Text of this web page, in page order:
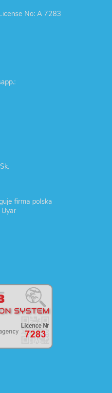
No: A 7283
firma polska